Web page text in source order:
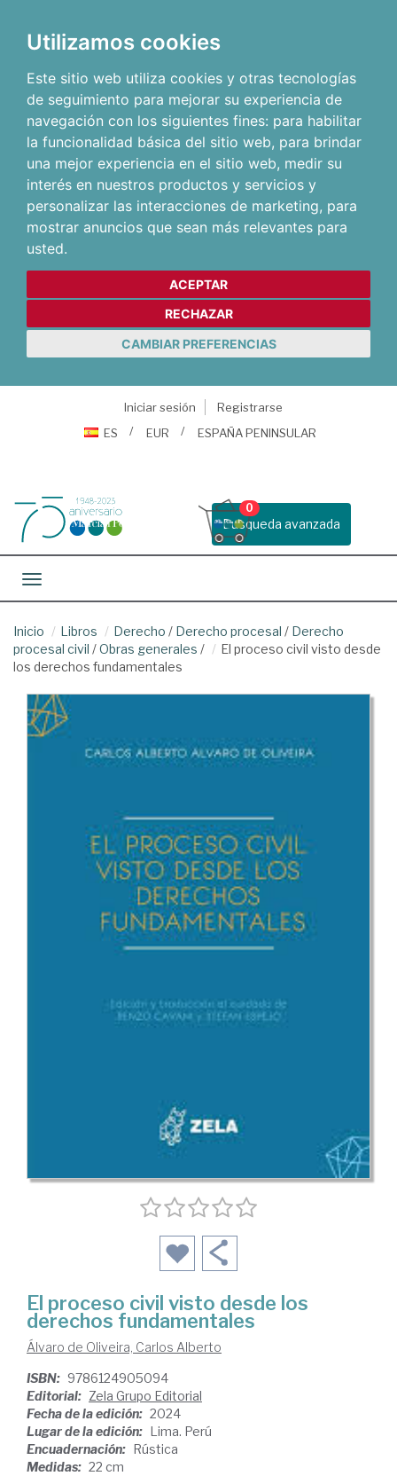
Utilizamos cookies
Este sitio web utiliza cookies y otras tecnologías
de seguimiento para mejorar su experiencia de
navegación con los siguientes fines: para habilitar
la funcionalidad básica del sitio web, para brindar
una mejor experiencia en el sitio web, medir su
interés en nuestros productos y servicios y
personalizar las interacciones de marketing, para
mostrar anuncios que sean más relevantes para
usted.
ACEPTAR
RECHAZAR
CAMBIAR PREFERENCIAS
Iniciar sesión
Registrarse
ES
EUR ESPAÑA PENINSULAR
Busqueda avanzada
0
Toggle navigation
Inicio Libros Derecho / Derecho procesal / Derecho
procesal civil /Obras generales /
El proceso civil visto desde
los derechos fundamentales
El proceso civil visto desde los
derechos fundamentales
Álvaro de Oliveira, Carlos Alberto
ISBN: 9786124905094
Editorial: Zela Grupo Editorial
Fecha de la edición: 2024
Lugar de la edición: Lima. Perú
Encuadernación: Rústica
Medidas: 22 cm